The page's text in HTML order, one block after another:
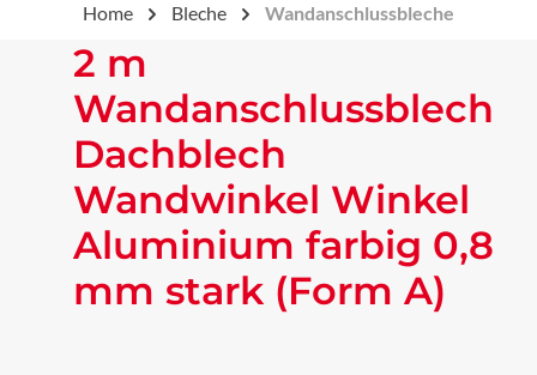
Home Bleche Wandanschlussbleche
2 m
Wandanschlussblech
Dachblech
Wandwinkel Winkel
Aluminium farbig 0,8
mm stark (Form A)